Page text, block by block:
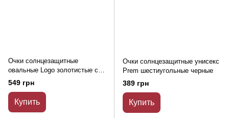
Очки солнцезащитные
овальные Logo золотистые с
коричневыми линзами
549 грн
Купить
Очки солнцезащитные унисекс
Prem шестиугольные черные
389 грн
Купить